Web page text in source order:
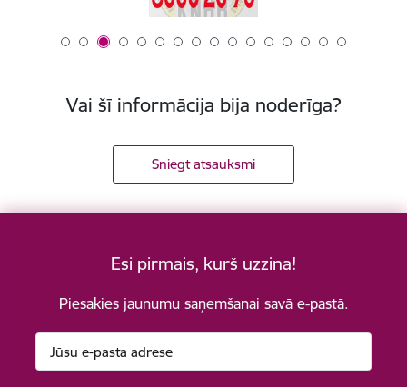
Vai šī informācija bija noderīga?
Sniegt atsauksmi
Esi pirmais, kurš uzzina!
Piesakies jaunumu saņemšanai savā e-pastā.